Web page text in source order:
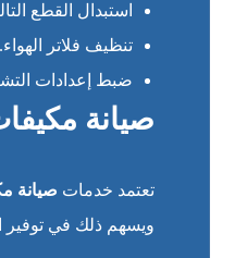
استبدال القطع
تنظيف فلاتر الهواء.
ضبط إعدادات
صيانة
تعتمد خدمات صيانة
ويسهم ذلك في توفير